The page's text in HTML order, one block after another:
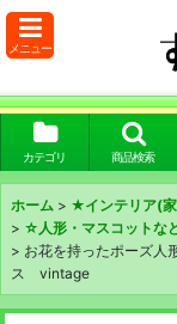
メニュー
カテゴリ 商品検索
ホーム > ★インテリア(
> ☆人形・マスコットな
> お花を持ったポーズ人
ス vintage